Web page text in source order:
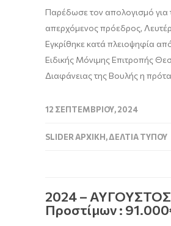
Παρέδωσε τον απολογισμό για
απερχόμενος πρόεδρος,
Εγκρίθηκε κατά πλειοψηφία
Ειδικής Μόνιμης Επιτροπής
Διαφάνειας της Βουλής η
12 ΣΕΠΤΕΜΒΡΊΟΥ, 2024
SLIDER ΑΡΧΙΚΉ,ΔΕΛΤΊΑ ΤΎΠΟΥ
2024 – ΑΥΓΟΥΣΤΟΣ
Προστίμων :